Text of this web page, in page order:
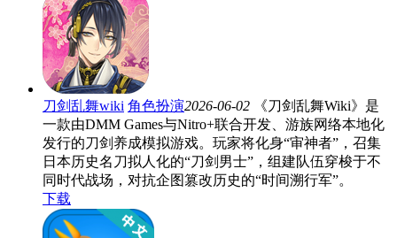
刀剑乱舞wiki 角色扮演2026-06-02
《刀剑乱舞Wiki》是
一款由DMM Games与Nitro+联合开发、游族网络本地化
发行的刀剑养成模拟游戏。玩家将化身“审神者”，召集
日本历史名刀拟人化的“刀剑男士”，组建队伍穿梭于不
同时代战场，对抗企图篡改历史的“时间溯行军”。
下载